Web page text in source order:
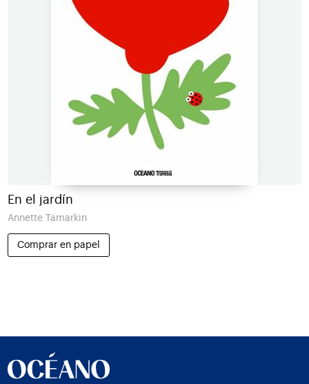
En el jardín
Annette Tamarkin
Comprar en papel